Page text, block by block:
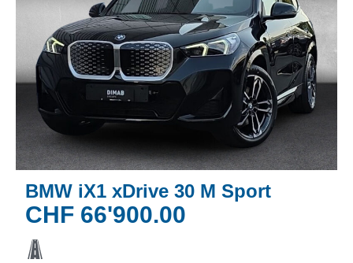
BMW iX1 xDrive 30 M Sport
CHF 66'900.00